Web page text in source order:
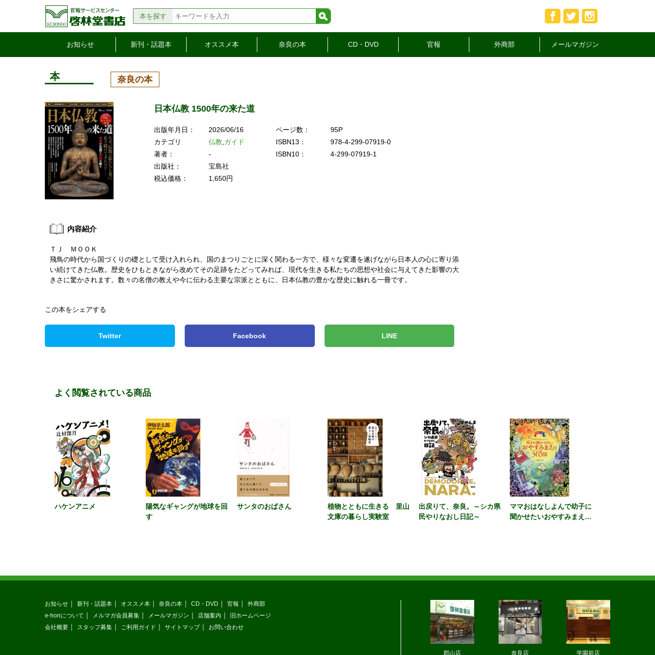
本を探す
お知らせ 新刊・話題本 オススメ本 奈良の本 CD・DVD 官報 外商部 メールマガジン
本 奈良の本
日本仏教 1500年の来た道
出版年月日：
2026/06/16
カテゴリ
仏教 ガイド
著者：
-
出版社：
宝島社
税込価格：
1,650円
ページ数：
95P
ISBN13：
978-4-299-07919-0
ISBN10：
4-299-07919-1
内容紹介
ＴＪ ＭＯＯＫ
飛鳥の時代から国づくりの礎として受け入れられ、国のまつりごとに深く関わる一方で、様々な変遷を遂げながら日本人の心に寄り添
い続けてきた仏教。歴史をひもときながら改めてその足跡をたどってみれば、現代を生きる私たちの思想や社会に与えてきた影響の大
きさに驚かされます。数々の名僧の教えや今に伝わる主要な宗派とともに、日本仏教の豊かな歴史に触れる一冊です。
この本をシェアする
Twitter Facebook LINE
よく閲覧されている商品
ハケンアニメ
陽気なギャングが地球を回
す
サンタのおばさん
植物とともに生きる 里山
文庫の暮らし実験室
出戻りて、奈良。～シカ県
民やりなおし日記～
ママおはなしよんで幼子に
聞かせたいおやすみまえの
郡山店 奈良店 学園前店
お知らせ 新刊・話題本 オススメ本 奈良の本 CD・DVD 官報
外商部
e-honについて
メルマガ会員募集 メールマガジン 店舗案内
旧ホームページ
会社概要
スタッフ募集 ご利用ガイド サイトマップ お問い合わせ